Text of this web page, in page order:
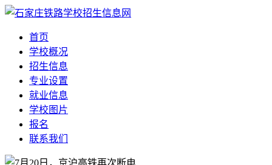
首页
学校概况
招生信息
专业设置
就业信息
学校图片
报名
联系我们